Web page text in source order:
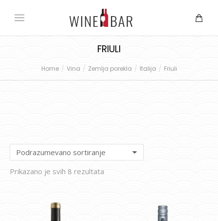
FRIULI
You are here:
Home Vina Zemlja porekla Italija Friuli
Prikazano je svih 8 rezultata